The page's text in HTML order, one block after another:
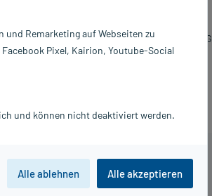
50 St 100 St
Wörwag Pharma GmbH & Co. KG
Beipackzettel als PDF
und Remarketing auf Webseiten zu
Pixel, Kairion, Youtube-Social
und können nicht deaktiviert werden.
Alle ablehnen Alle akzeptieren